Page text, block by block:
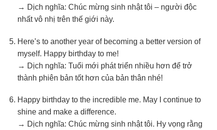
→ Dịch nghĩa: Chúc mừng sinh nhật tôi – người độc
nhất vô nhị trên thế giới này.
Here’s to another year of becoming a better version of
myself. Happy birthday to me!
→ Dịch nghĩa: Tuổi mới phát triển nhiều hơn để trở
thành phiên bản tốt hơn của bản thân nhé!
Happy birthday to the incredible me. May I continue to
shine and make a difference.
→ Dịch nghĩa: Chúc mừng sinh nhật tôi. Hy vọng rằng